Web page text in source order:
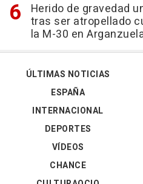
Herido de gravedad
tras ser atropellado
la M-30 en
ÚLTIMAS NOTICIAS
ESPAÑA
INTERNACIONAL
DEPORTES
VÍDEOS
CHANCE